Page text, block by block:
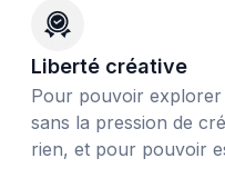
Liberté créative
Pour pouvoir explorer
sans la pression de
rien, et pour pouvoir